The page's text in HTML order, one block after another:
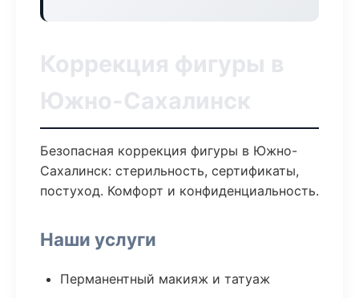
Коррекция фигуры в
Южно-Сахалинск
Безопасная коррекция фигуры в Южно-
Сахалинск: стерильность, сертификаты,
постуход. Комфорт и конфиденциальность.
Наши услуги
Перманентный макияж и татуаж